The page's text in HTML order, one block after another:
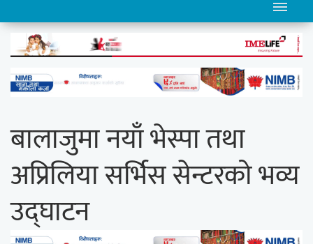
बालाजुमा नयाँ भेस्पा तथा
अप्रिलिया सर्भिस सेन्टरको भव्य
उद्घाटन